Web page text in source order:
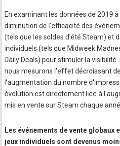
En examinant les données de 2019
diminution de l'efficacité des
(tels que les soldes d'été Steam) et
individuels (tels que Midweek
Daily Deals) pour stimuler la
nous mesurons l'effet décroissant
l'augmentation du nombre
évolution est directement liée à
mis en vente sur Steam chaque
Les événements de vente globaux
jeux individuels sont devenus